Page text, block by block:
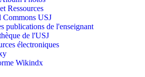
Ressources
Commons USJ
publications de l'enseignant
de l'USJ
électroniques
Wikindx